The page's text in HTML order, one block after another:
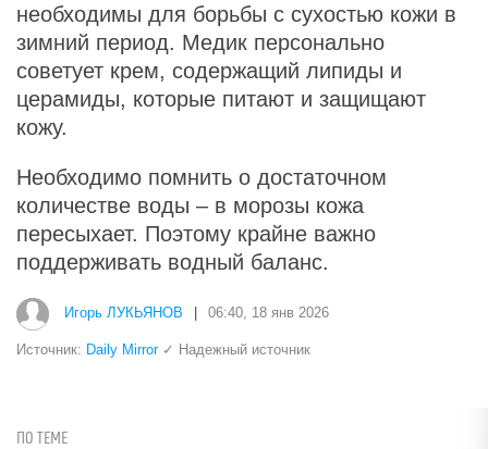
необходимы для борьбы с сухостью кожи в
зимний период. Медик персонально
советует крем, содержащий липиды и
церамиды, которые питают и защищают
кожу.
Необходимо помнить о достаточном
количестве воды – в морозы кожа
пересыхает. Поэтому крайне важно
поддерживать водный баланс.
Игорь ЛУКЬЯНОВ 06:40, 18 янв 2026
Источник: Daily Mirror✓ Надежный источник
ПО ТЕМЕ